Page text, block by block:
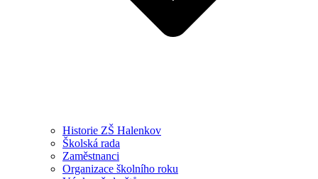
Historie ZŠ Halenkov
Školská rada
Zaměstnanci
Organizace školního roku